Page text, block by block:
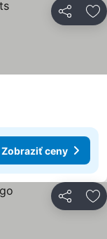
Zdieľať
Zobraziť ceny
Zdieľať